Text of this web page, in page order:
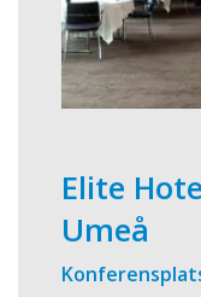
Elite
Umeå